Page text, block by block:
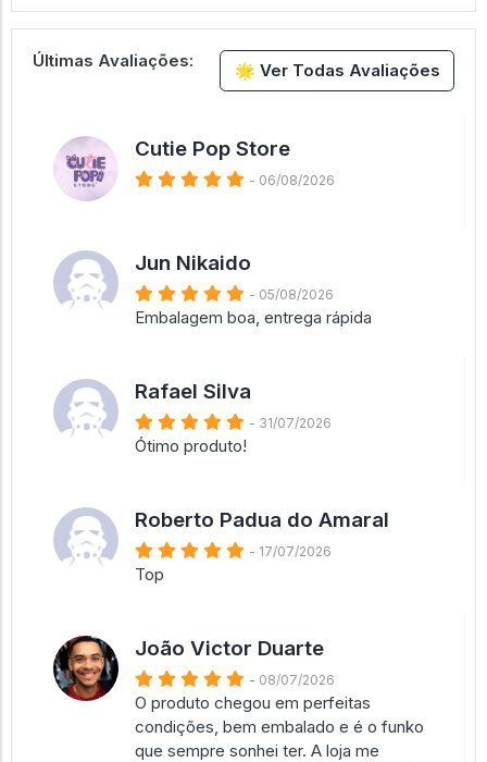
🌟 Ver Todas Avaliações
Últimas Avaliações:
Cutie Pop Store
- 06/08/2026
Jun Nikaido
- 05/08/2026
Embalagem boa, entrega rápida
Rafael Silva
- 31/07/2026
Ótimo produto!
Roberto Padua do Amaral
- 17/07/2026
Top
João Victor Duarte
- 08/07/2026
O produto chegou em perfeitas
condições, bem embalado e é o funko
que sempre sonhei ter. A loja me